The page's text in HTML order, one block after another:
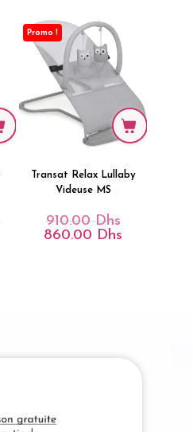
Promo !
Transat Relax Lullaby
Videuse MS
910.00DhsLe
Prix
860.00 Dhs